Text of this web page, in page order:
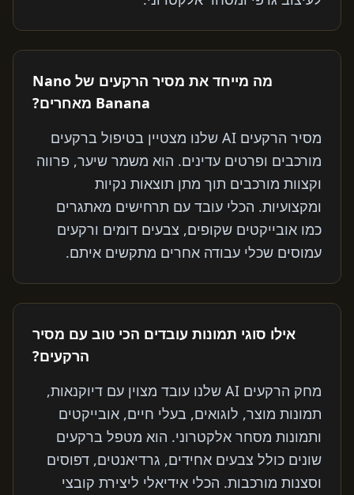
מה מייחד את מסיר הרקעים של Nano
Banana מאחרים?
מסיר הרקעים AI שלנו מצטיין בטיפול ברקעים
מורכבים ופרטים עדינים. הוא משמר שיער, פרווה
וקצוות מורכבים תוך מתן תוצאות נקיות
ומקצועיות. הכלי עובד עם תרחישים מאתגרים
כמו אובייקטים שקופים, צבעים דומים ורקעים
עמוסים שכלי עבודה אחרים מתקשים איתם.
אילו סוגי תמונות עובדים הכי טוב עם מסיר
הרקעים?
מחק הרקעים AI שלנו עובד מצוין עם דיוקנאות,
תמונות מוצר, לוגואים, בעלי חיים, אובייקטים
ותמונות מסחר אלקטרוני. הוא מטפל ברקעים
שונים כולל צבעים אחידים, גרדיאנטים, דפוסים
וסצנות מורכבות. הכלי אידיאלי ליצירת קובצי